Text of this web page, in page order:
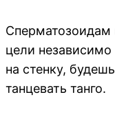
Сперматозоидам
цели
на стенку,
танцевать танго.